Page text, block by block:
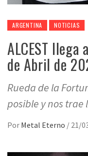
ARGENTINA NOTICIAS
ALCEST
de Abril de
Rueda de la
posible y nos
Por Metal Eterno / 21/